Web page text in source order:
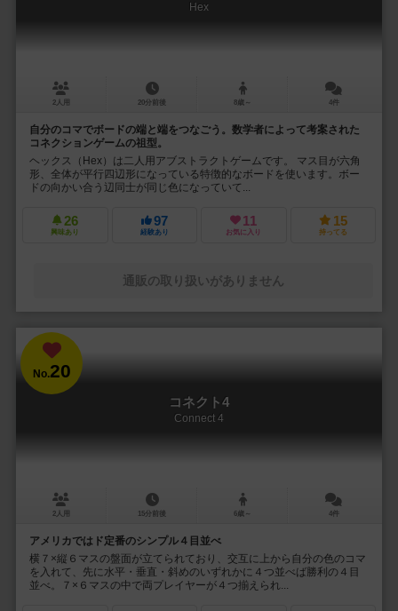
Hex
2人用 20分前後 8歳～ 4件
自分のコマでボードの端と端をつなごう。数学者によって考案された
コネクションゲームの祖型。
ヘックス（Hex）は二人用アブストラクトゲームです。 マス目が六角
形、全体が平行四辺形になっている特徴的なボードを使います。ボー
ドの向かい合う辺同士が同じ色になっていて...
26
興味あり
97
経験あり
11
お気に入り
15
持ってる
通販の取り扱いがありません
No.20
コネクト4
Connect 4
2人用 15分前後 6歳～ 4件
アメリカではド定番のシンプル４目並べ
横７×縦６マスの盤面が立てられており、交互に上から自分の色のコマ
を入れて、先に水平・垂直・斜めのいずれかに４つ並べば勝利の４目
並べ。７×６マスの中で両プレイヤーが４つ揃えられ...